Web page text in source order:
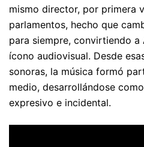
mismo director, por primera
parlamentos, hecho que
para siempre, convirtiendo
ícono audiovisual. Desde
sonoras, la música formó
medio, desarrollándose
expresivo e incidental.